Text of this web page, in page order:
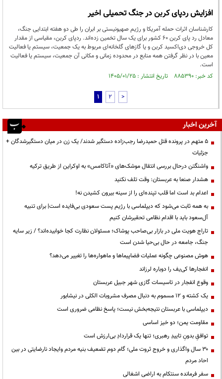
افزایش ردپای کربن در جنگ تحمیلی اخیر
کارشناسان اثرات حمله آمریکا و رژیم صهیونیستی بر ابران را طی دو هفته ابتدایی جنگ،
معادل رد پای کربن ۶۰ کشور برای یک سال تخمین زده‌اند. ردپای کربن، مقیاسی از مقدار
کل خروجی دی‌اکسید کربن و یا گازهای گلخانه‌ای مربوط به یک جمعیت، سیستم یا فعالیت
معین با در نظر گرفتن همه منابع در محدوده زمانی و مکانی آن جمعیت، سیستم یا فعالیت
است.
کد خبر: ۸۸۵۳۹۰ تاریخ انتشار : ۱۴۰۵/۰۱/۲۵
1 2 >
آخرین اخبار
۵ متهم در پرونده قتل حمیدرضا رجب‌زاده دستگیر شدند/ یک زن در میان دستگیرشدگان +
جزئیات
واشنگتن درحال بررسی انتقال موشک‌های «آتاکامس» به اوکراین از طریق ترکیه
هشدار صنعا به عربستان: وقت تلف نکنید
اعدام بد است اما قلب تپنده‌ای را از سینه بیرون کشیدن نه!
به همه ثابت می‌شود که دیپلماسی با رژیم پست سعودی بی‌فایده است| برای تنبیه
آل‌سعود باید با اقدام نظامی تحقیرشان کنیم
تاراج هویت ملی در بازار بی‌صاحب پوشاک؛ مسئولان نظارت کجا خوابیده‌اند؟ / زیر سایه
جنگ، جامعه در حال بی‌حیا شدن است
هوش مصنوعی چگونه عملیات فضاپیماها و ماهواره‌ها را تغییر می‌دهد؟
انفجارها کی‌یف را دوباره لرزاند
وقوع انفجار در تاسیسات گازی شهر جبیل عربستان
یک کشته و ۱۲ مسموم به دنبال مصرف مشروبات الکلی در نیشابور
دیپلماسی با عربستان نتیجه‌بخش نیست؛ پاسخ نظامی ضروری است
مقاومت یمن؛ دو خیز اساسی
توافقِ بدونِ تاییدِ رهبری؛ تنها یک قراردادِ بی‌ارزش است
۳۰ سال واگذاری و خروج ثروت ملی؛ گام دوم تضعیف بنیه مردم وایجاد نارضایتی در بین
احاد مردم
سفر فرمانده سنتکام به اراضی اشغالی